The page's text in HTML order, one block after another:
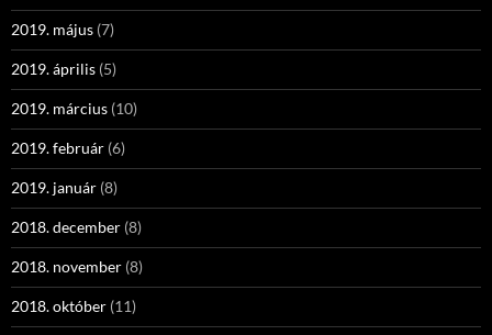
2019. május (7)
2019. április (5)
2019. március (10)
2019. február (6)
2019. január (8)
2018. december (8)
2018. november (8)
2018. október (11)